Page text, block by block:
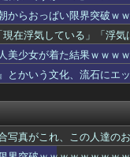
るネット民を痛烈批判！
？」ﾊﾟｼｬ
ング2026が発表されるｗ
求刑 被害女性「安心し
わるwwww
ｗｗｗｗｗｗｗｗｗｗｗ
…。損益分岐点突破は4％
っちすぎる
にならないwwwwwww
からおっぱい限界突破ｗ
在浮気している」「浮気
美少女が着た結果ｗｗｗ
とかいう文化、流石に
写真がこれ、この人達